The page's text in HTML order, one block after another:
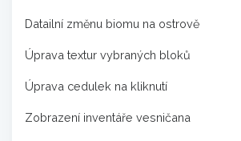
Datailní změnu biomu na ostrově
Úprava textur vybraných bloků
Úprava cedulek na kliknutí
Zobrazení inventáře vesničana